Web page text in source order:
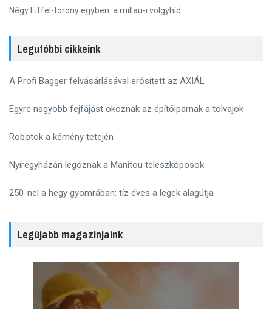
Következő
Négy Eiffel-torony egyben: a millau-i völgyhíd
Legutóbbi cikkeink
A Profi Bagger felvásárlásával erősített az AXIÁL
Egyre nagyobb fejfájást okoznak az építőiparnak a tolvajok
Robotok a kémény tetején
Nyíregyházán legóznak a Manitou teleszkóposok
250-nel a hegy gyomrában: tíz éves a legek alagútja
Legújabb magazinjaink